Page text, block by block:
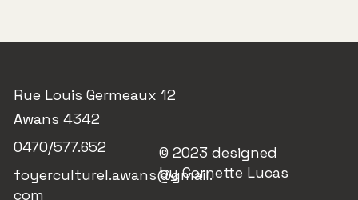
© 2023 designed
by Cornette Lucas
Rue Louis Germeaux 12
Awans 4342
0470/577.652
foyerculturel.awans@gmail.
com